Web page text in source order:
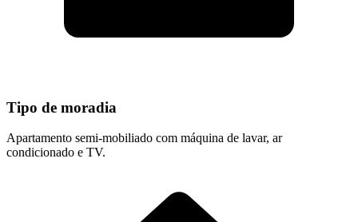
Tipo de moradia
Apartamento semi-mobiliado com máquina de lavar, ar
condicionado e TV.